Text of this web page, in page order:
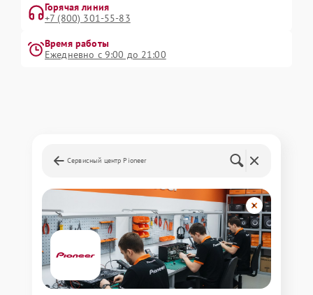
Горячая линия
+7 (800) 301-55-83
Время работы
Ежедневно с 9:00 до 21:00
Сервисный центр Pioneer